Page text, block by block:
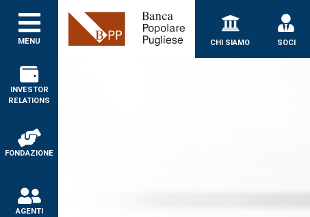
MENU
Banca Popolare Pugliese
CHI SIAMO SOCI
INVESTOR
RELATIONS
FONDAZIONE
AGENTI